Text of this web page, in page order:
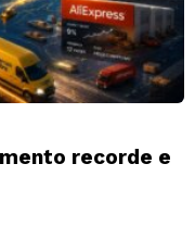
recorde e